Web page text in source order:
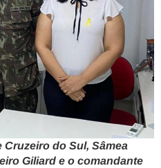
do Sul, Sâmea
Giliard e o comandante